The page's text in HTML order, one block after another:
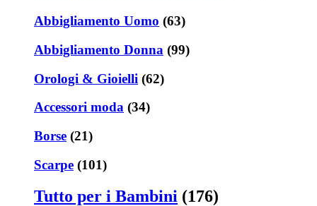
Abbigliamento Uomo (63)
Abbigliamento Donna (99)
Orologi & Gioielli (62)
Accessori moda (34)
Borse (21)
Scarpe (101)
Tutto per i Bambini (176)